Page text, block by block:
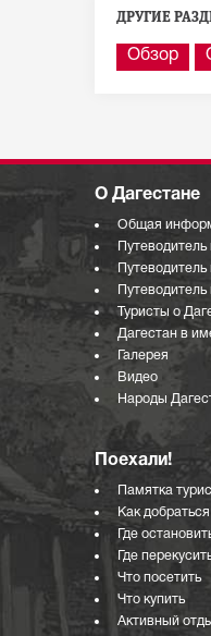
ДРУГИЕ
Обзор
О Дагестане
Общая
Туристы о
Дагестан в
Галерея
Видео
Народы
Поехали!
Памятка
Как добраться
Где
Где
Что посетить
Что купить
Активный